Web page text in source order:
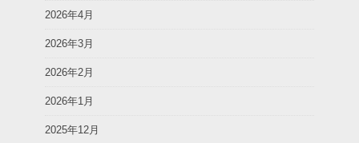
2026年4月
2026年3月
2026年2月
2026年1月
2025年12月